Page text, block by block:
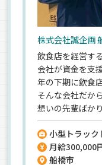
株式会社誠企画
飲食店を経営す
会社が資金を支
年の下期に飲食
そんな会社だか
想いの先輩ばか
るなどコミュニ
ムワークは抜群
せするのは家電
事！基本的に2人
小型トラック
月給300,000
船橋市